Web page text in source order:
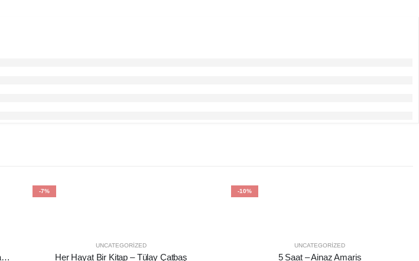
Eleştirel Düşünme Uygulaması – Barış Kahraman
-7%
UNCATEGORIZED
Her Hayat Bir Kitap – Tülay Çatbaş
-10%
UNCATEGORIZED
5 Saat – Ainaz Amaris